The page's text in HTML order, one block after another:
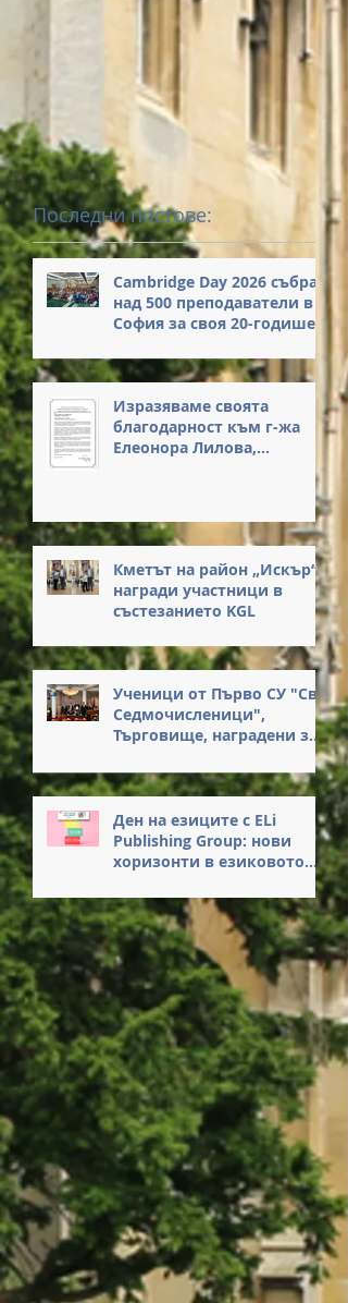
Последни постове:
Cambridge Day 2026 събра
над 500 преподаватели в
София за своя 20-годишен
Изразяваме своята
благодарност към г-жа
Елеонора Лилова,
вдъхновяващи думи и за
честта, която ни оказа с
присъствието си на
нашето събитие.
Кметът на район „Искър“
награди участници в
състезанието KGL
Ученици от Първо СУ "Св.
Седмочисленици",
Търговище, наградени за
Ден на езиците с ELi
Publishing Group: нови
хоризонти в езиковото